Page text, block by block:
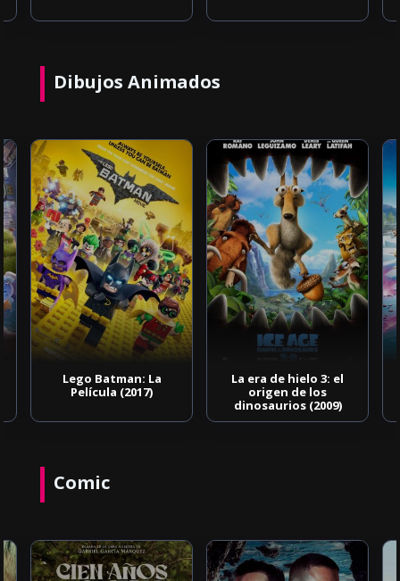
Dibujos Animados
Lego Batman: La
Película (2017)
La era de hielo 3: el
origen de los
dinosaurios (2009)
Comic